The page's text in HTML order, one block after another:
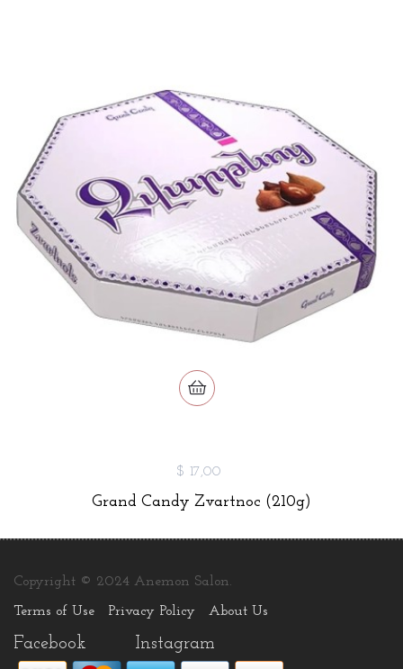
$ 17,00
Grand Candy Zvartnoc (210g)
Copyright © 2024 Anemon Salon.
Terms of Use Privacy Policy About Us
Facebook Instagram